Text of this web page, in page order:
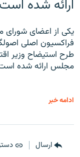
ارائه شده است
یکی از اعضای
فراکسیون اصلی
مجلس ارائه شده
ادامه خبر
ارسال